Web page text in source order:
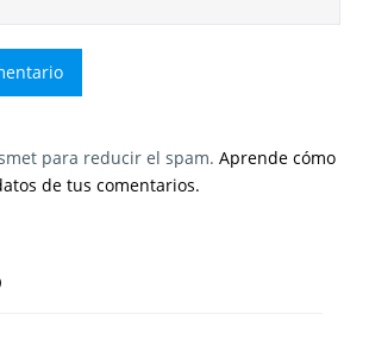
para reducir el spam. Aprende cómo
de tus comentarios.